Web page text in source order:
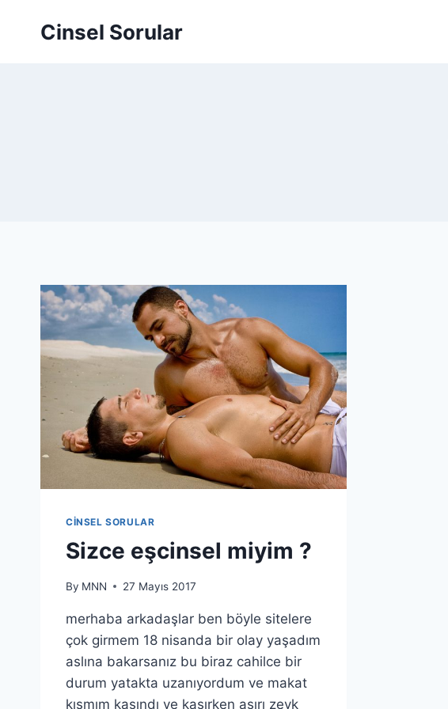
Cinsel Sorular
CINSEL SORULAR
Sizce eşcinsel miyim ?
By MNN 27 Mayıs 2017
merhaba arkadaşlar ben böyle sitelere
çok girmem 18 nisanda bir olay yaşadım
aslına bakarsanız bu biraz cahilce bir
durum yatakta uzanıyordum ve makat
kısmım kaşındı ve kaşırken aşırı zevk